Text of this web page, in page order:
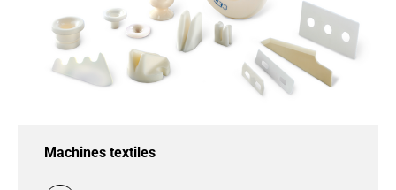
Machines textiles